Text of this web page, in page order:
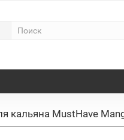
кальяна MustHave